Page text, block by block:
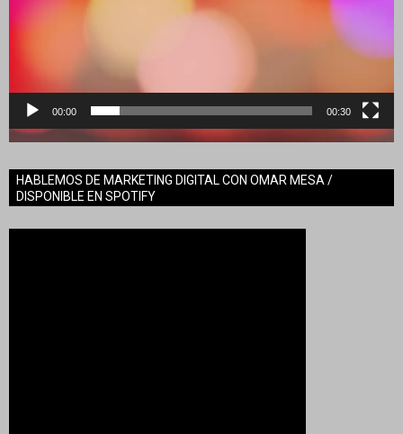
00:00 00:30
HABLEMOS DE MARKETING DIGITAL CON OMAR MESA /
DISPONIBLE EN SPOTIFY